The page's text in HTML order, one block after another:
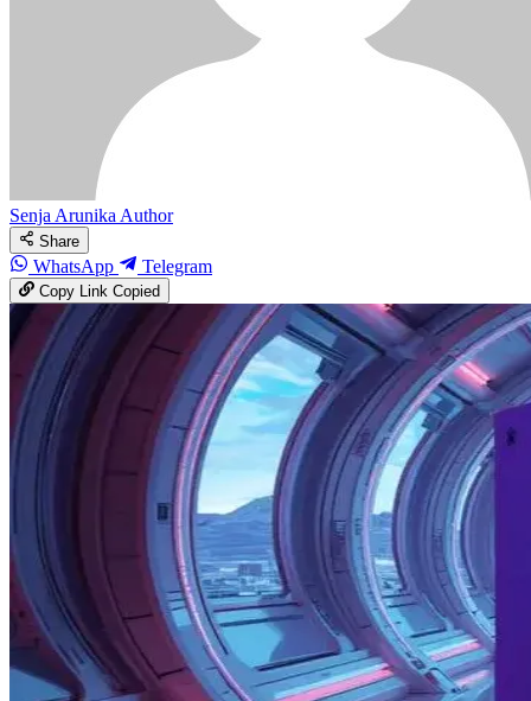
Senja ArunikaAuthor
Share
WhatsApp Telegram
Copy LinkCopied